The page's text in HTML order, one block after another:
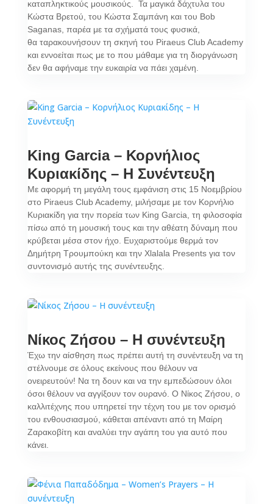
καταπληκτικούς μουσικούς. Τα μαγικά δάχτυλα του
Κώστα Βρετού, του Κώστα Σαμπάνη και του Bob
Saganas, παρέα με τα σχήματά τους φυσικά,
θα ταρακουνήσουν τη σκηνή του Piraeus Club Academy
και εννοείται πως με το που μάθαμε για τη διοργάνωση
δεν θα αφήναμε την ευκαιρία να πάει χαμένη.
King Garcia – Κορνήλιος
Κυριακίδης – Η Συνέντευξη
Με αφορμή τη μεγάλη τους εμφάνιση στις 15 Νοεμβρίου
στο Piraeus Club Academy, μιλήσαμε με τον Κορνήλιο
Κυριακίδη για την πορεία των King Garcia, τη φιλοσοφία
πίσω από τη μουσική τους και την αθέατη δύναμη που
κρύβεται μέσα στον ήχο. Ευχαριστούμε θερμά τον
Δημήτρη Τρουμπούκη και την Xlalala Presents για τον
συντονισμό αυτής της συνέντευξης.
Νίκος Ζήσου – Η συνέντευξη
Έχω την αίσθηση πως πρέπει αυτή τη συνέντευξη να τη
στέλνουμε σε όλους εκείνους που θέλουν να
ονειρευτούν! Να τη δουν και να την εμπεδώσουν όλοι
όσοι θέλουν να αγγίξουν τον ουρανό. Ο Νίκος Ζήσου, ο
καλλιτέχνης που υπηρετεί την τέχνη του με τον ορισμό
του ενθουσιασμού, κάθεται απέναντι από τη Μαίρη
Ζαρακοβίτη και αναλύει την αγάπη του για αυτό που
κάνει.